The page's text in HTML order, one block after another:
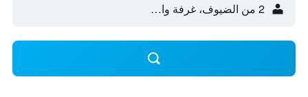
2 من الضيوف، غرفة واحدة